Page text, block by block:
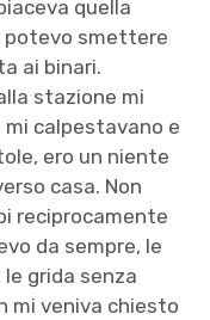
quella
potevo smettere
ai binari.
stazione mi
calpestavano e
ero un niente
casa. Non
reciprocamente
da sempre, le
grida senza
mi veniva chiesto